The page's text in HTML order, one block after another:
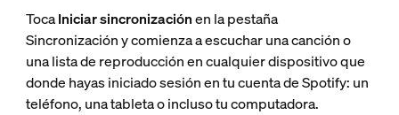
TocaIniciar sincronizaciónen la pestaña
Sincronización y comienza a escuchar una canción o
una lista de reproducción en cualquier dispositivo que
donde hayas iniciado sesión en tu cuenta de Spotify: un
teléfono, una tableta o incluso tu computadora.